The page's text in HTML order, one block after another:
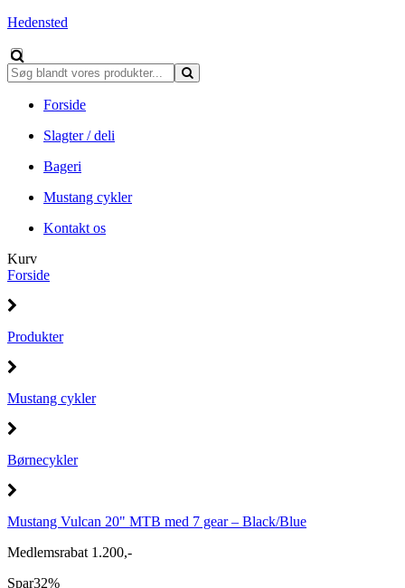
Hedensted
Forside
Slagter / deli
Bageri
Mustang cykler
Kontakt os
Kurv
Forside
Produkter
Mustang cykler
Børnecykler
Mustang Vulcan 20" MTB med 7 gear – Black/Blue
Medlemsrabat 1.200,-
Spar32%